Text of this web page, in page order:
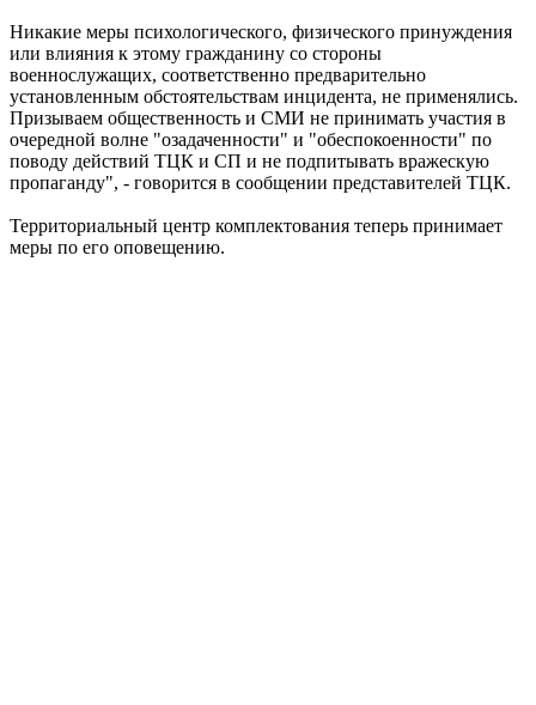
Никакие меры психологического, физического принуждения
или влияния к этому гражданину со стороны
военнослужащих, соответственно предварительно
установленным обстоятельствам инцидента, не применялись.
Призываем общественность и СМИ не принимать участия в
очередной волне "озадаченности" и "обеспокоенности" по
поводу действий ТЦК и СП и не подпитывать вражескую
пропаганду", - говорится в сообщении представителей ТЦК.
Территориальный центр комплектования теперь принимает
меры по его оповещению.